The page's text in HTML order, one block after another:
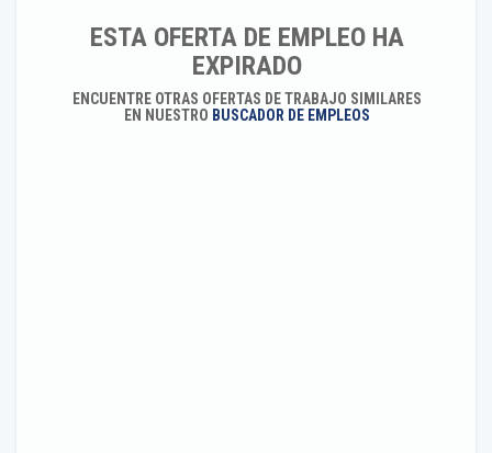
ESTA OFERTA DE EMPLEO HA
EXPIRADO
ENCUENTRE OTRAS OFERTAS DE TRABAJO SIMILARES
EN NUESTRO BUSCADOR DE EMPLEOS